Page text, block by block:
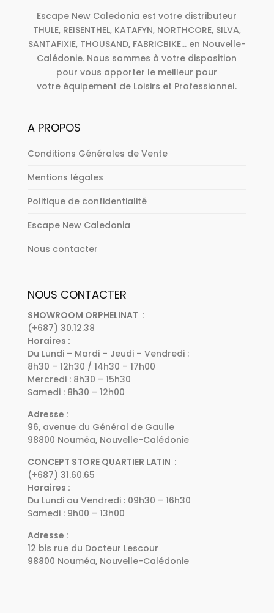
Escape New Caledonia est votre distributeur
THULE, REISENTHEL, KATAFYN, NORTHCORE, SILVA,
SANTAFIXIE, THOUSAND, FABRICBIKE... en Nouvelle-
Calédonie. Nous sommes à votre disposition
pour vous apporter le meilleur pour
votre équipement de Loisirs et Professionnel.
A PROPOS
Conditions Générales de Vente
Mentions légales
Politique de confidentialité
Escape New Caledonia
Nous contacter
NOUS CONTACTER
SHOWROOM ORPHELINAT :
(+687) 30.12.38
Horaires :
Du Lundi – Mardi – Jeudi – Vendredi :
8h30 – 12h30 / 14h30 – 17h00
Mercredi : 8h30 – 15h30
Samedi : 8h30 – 12h00
Adresse :
96, avenue du Général de Gaulle
98800 Nouméa, Nouvelle-Calédonie
CONCEPT STORE QUARTIER LATIN :
(+687) 31.60.65
Horaires :
Du Lundi au Vendredi : 09h30 – 16h30
Samedi : 9h00 – 13h00
Adresse :
12 bis rue du Docteur Lescour
98800 Nouméa, Nouvelle-Calédonie